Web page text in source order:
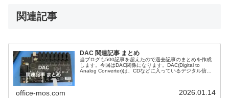
関連記事
DAC 関連記事 まとめ
当ブログも500記事を超えたので過去記事のまとめを作成
します。今回はDAC関係になります。DAC(Digital to
Analog Converter)は、CDなどに入っているデジタル信号
office-mos.com 2026.01.14